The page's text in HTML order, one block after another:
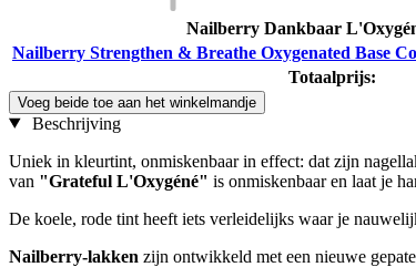
Nailberry Dankbaar
Nailberry Strengthen & Breathe Oxygenated Base
Totaalprijs:
Voeg beide toe aan het winkelmandje
Beschrijving
Uniek in kleurtint, onmiskenbaar in effect: dat zijn
van "Grateful L'Oxygéné" is onmiskenbaar en laat je
De koele, rode tint heeft iets verleidelijks waar je
Nailberry-lakken zijn ontwikkeld met een nieuwe